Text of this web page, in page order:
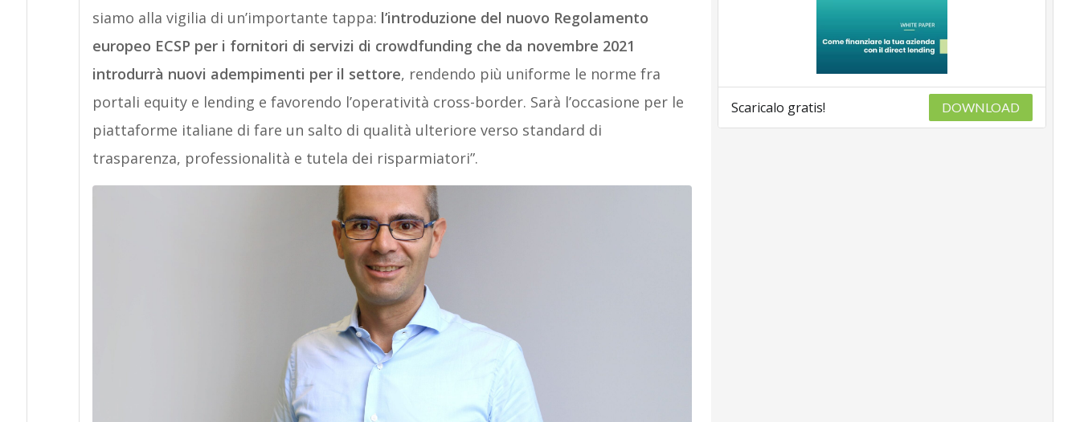
siamo alla vigilia di un’importante tappa: l’introduzione del nuovo Regolamento
europeo ECSP per i fornitori di servizi di crowdfunding che da novembre 2021
introdurrà nuovi adempimenti per il settore, rendendo più uniforme le norme fra
portali equity e lending e favorendo l’operatività cross-border. Sarà l’occasione per le
piattaforme italiane di fare un salto di qualità ulteriore verso standard di
trasparenza, professionalità e tutela dei risparmiatori”.
Scaricalo gratis! DOWNLOAD